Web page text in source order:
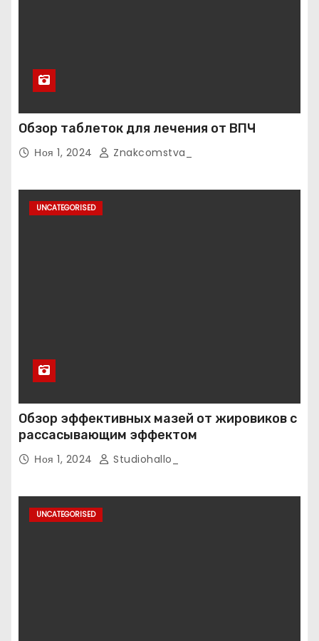
Обзор таблеток для лечения от ВПЧ
Ноя 1, 2024 Znakcomstva_
UNCATEGORISED
Обзор эффективных мазей от жировиков с
рассасывающим эффектом
Ноя 1, 2024 Studiohallo_
UNCATEGORISED